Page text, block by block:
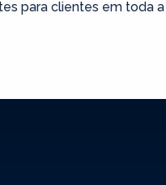
para clientes em toda a